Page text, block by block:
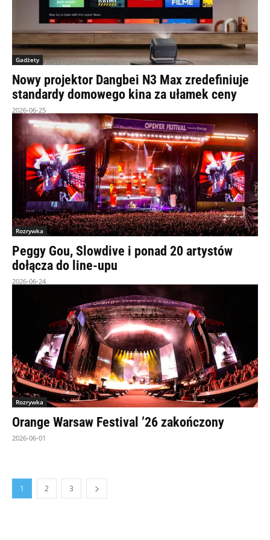
Gadżety
Nowy projektor Dangbei N3 Max zredefiniuje
standardy domowego kina za ułamek ceny
2026-06-25
Rozrywka
Peggy Gou, Slowdive i ponad 20 artystów
dołącza do line-upu
2026-06-24
Rozrywka
Orange Warsaw Festival ’26 zakończony
2026-06-01
1 2 3